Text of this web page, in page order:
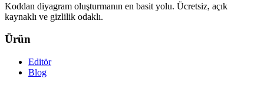
Koddan diyagram oluşturmanın en basit yolu. Ücretsiz, açık
kaynaklı ve gizlilik odaklı.
Ürün
Editör
Blog